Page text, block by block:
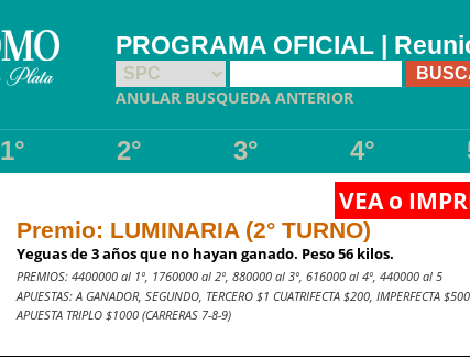
PROGRAMA OFICIAL |
ANULAR BUSQUEDA ANTERIOR
1° 2° 3° 4°
VEA o
Premio: LUMINARIA (2° TURNO)
Yeguas de 3 años que no hayan ganado. Peso 56 kilos.
PREMIOS: 4400000 al 1º, 1760000 al 2º, 880000 al 3º, 616000 al 4º, 440000 al 5
APUESTAS: A GANADOR, SEGUNDO, TERCERO $1 CUATRIFECTA $200, IMPERFECTA $500
APUESTA TRIPLO $1000 (CARRERAS 7-8-9)